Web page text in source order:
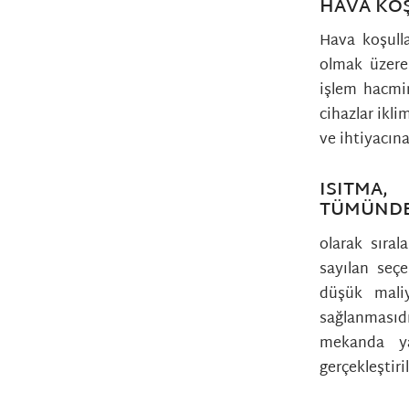
HAVA
Hava
olmak
işlem
cihazlar
ve
ISITMA,
olarak
sayılan
düşük
mekanda